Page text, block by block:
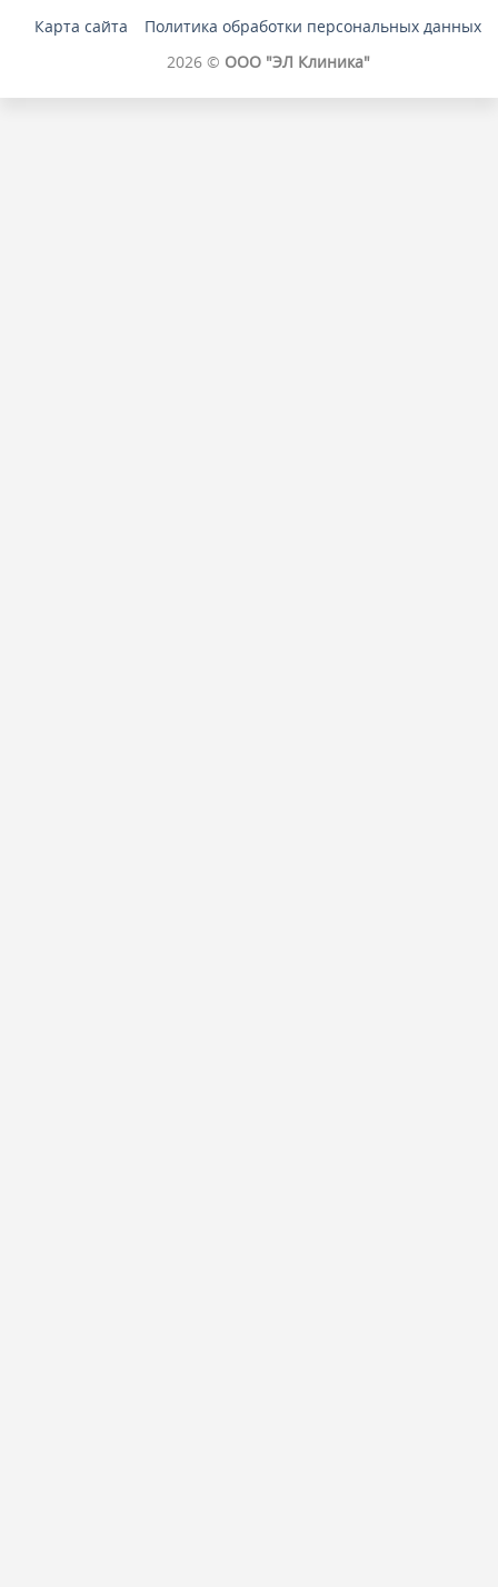
Карта сайта
Политика обработки персональных данных
2026 © ООО "ЭЛ Клиника"